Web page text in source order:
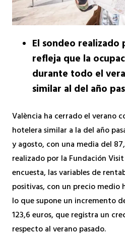
El sondeo
refleja que la
durante todo el
similar al del año
València ha cerrado el verano
hotelera similar a la del año
y agosto, con una media del
realizado por la Fundación
encuesta, las variables de
positivas, con un precio medio
lo que supone un incremento
123,6 euros, que registra un
respecto al verano pasado.